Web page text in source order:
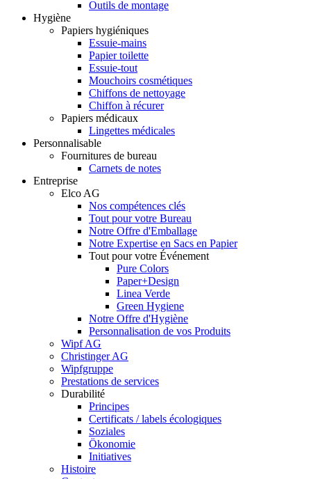
Outils de montage
Hygiène
Papiers hygiéniques
Essuie-mains
Papier toilette
Essuie-tout
Mouchoirs cosmétiques
Chiffons de nettoyage
Chiffon à récurer
Papiers médicaux
Lingettes médicales
Personnalisable
Fournitures de bureau
Carnets de notes
Entreprise
Elco AG
Nos compétences clés
Tout pour votre Bureau
Notre Offre d'Emballage
Notre Expertise en Sacs en Papier
Tout pour votre Événement
Pure Colors
Paper+Design
Linea Verde
Green Hygiene
Notre Offre d'Hygiène
Personnalisation de vos Produits
Wipf AG
Christinger AG
Wipfgruppe
Prestations de services
Durabilité
Principes
Certificats / labels écologiques
Soziales
Ökonomie
Initiatives
Histoire